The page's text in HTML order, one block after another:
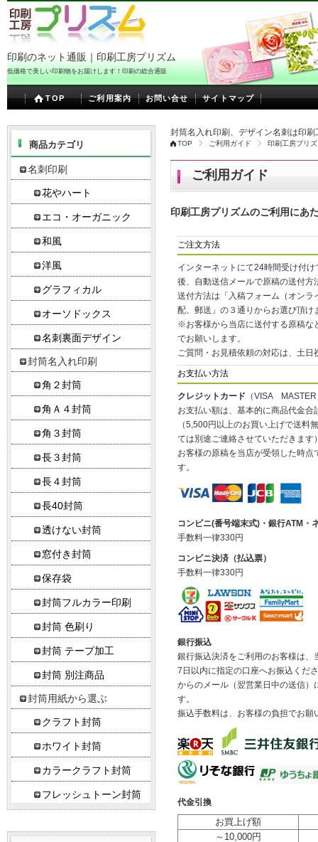
印刷のネット通販｜印刷工房プリズム
低価格で美しい印刷物をお届けします！印刷の総合通販
TOP ご利用案内 お問い合せ サイトマップ
封筒名入れ印刷、デザイン名刺は印
TOP ご利用ガイド 印刷工房プリ
ご利用ガイド
印刷工房プリズムのご利用にあ
ご注文方法
インターネットにて24時間受け付
後、自動送信メールで原稿の送付方
送付方法は「入稿フォーム（オンラ
配、郵送」の３通りからお選び頂け
※お客様から当店に送付する原稿な
でお願いします。
ご質問・お見積依頼の対応は、土日
お支払い方法
クレジットカード （VISA
お支払い額は、基本的に商品代金合
（5,500円以上のお買い上げで送料
ては別途ご連絡させていただきます
お客様の原稿を当店が受領した時点
す。
コンビニ(番号端末式)・銀行ATM・
手数料一律330円
コンビニ決済（払込票）
手数料一律330円
銀行振込
銀行振込決済をご利用のお客様は、
7日以内に指定の口座へお振込くだ
からのメール（翌営業日中の送信）
す。
振込手数料は、お客様の負担でお願
代金引換
お買上げ額
～10,000円
商品カテゴリ
名刺印刷
花やハート
エコ・オーガニック
和風
洋風
グラフィカル
オーソドックス
名刺裏面デザイン
封筒名入れ印刷
角２封筒
角Ａ４封筒
角３封筒
長３封筒
長４封筒
長40封筒
透けない封筒
窓付き封筒
保存袋
封筒フルカラー印刷
封筒 色刷り
封筒 テープ加工
封筒 別注商品
封筒用紙から選ぶ
クラフト封筒
ホワイト封筒
カラークラフト封筒
フレッシュトーン封筒